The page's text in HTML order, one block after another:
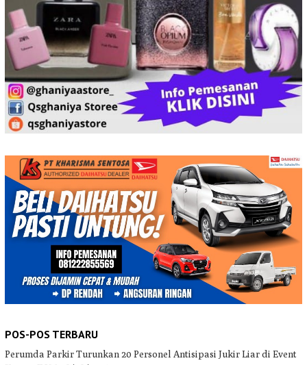
POS-POS TERBARU
Perumda Parkir Turunkan 20 Personel Antisipasi Jukir Liar di Event